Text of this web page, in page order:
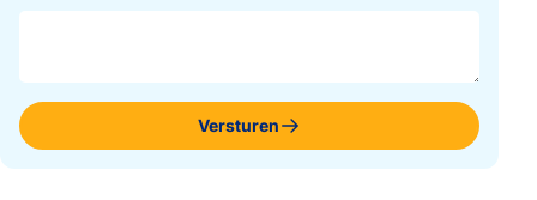
Versturen